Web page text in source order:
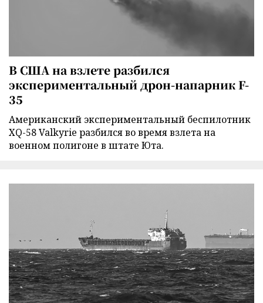
В США на взлете разбился
экспериментальный дрон-напарник F-
35
Американский экспериментальный беспилотник
XQ-58 Valkyrie разбился во время взлета на
военном полигоне в штате Юта.